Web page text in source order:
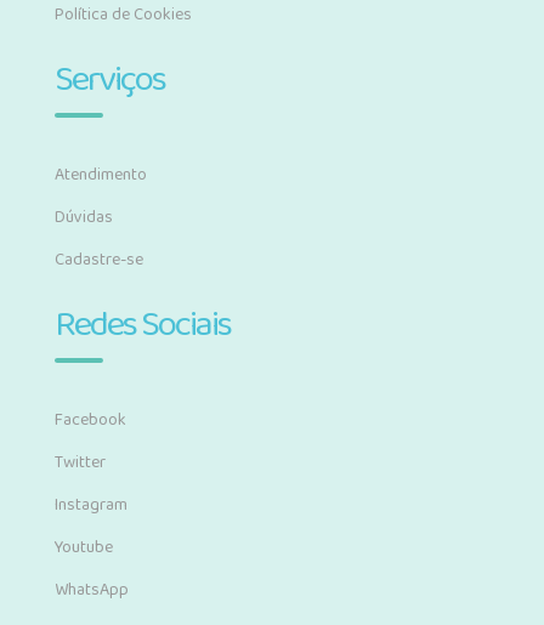
Política de Cookies
Serviços
Atendimento
Dúvidas
Cadastre-se
Redes Sociais
Facebook
Twitter
Instagram
Youtube
WhatsApp